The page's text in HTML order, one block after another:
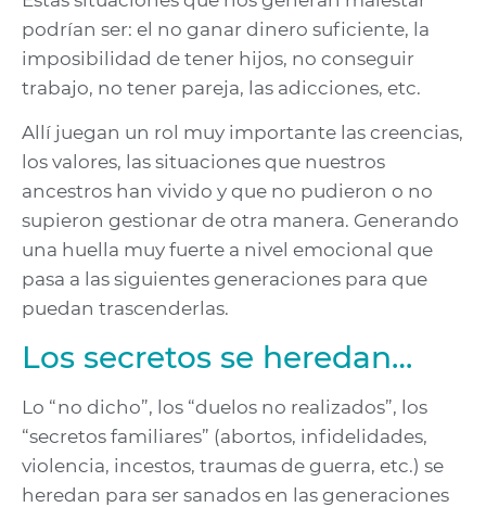
podrían ser: el no ganar dinero suficiente, la
imposibilidad de tener hijos, no conseguir
trabajo, no tener pareja, las adicciones, etc.
Allí juegan un rol muy importante las creencias,
los valores, las situaciones que nuestros
ancestros han vivido y que no pudieron o no
supieron gestionar de otra manera. Generando
una huella muy fuerte a nivel emocional que
pasa a las siguientes generaciones para que
puedan trascenderlas.
Los secretos se heredan…
Lo “no dicho”, los “duelos no realizados”, los
“secretos familiares” (abortos, infidelidades,
violencia, incestos, traumas de guerra, etc.) se
heredan para ser sanados en las generaciones